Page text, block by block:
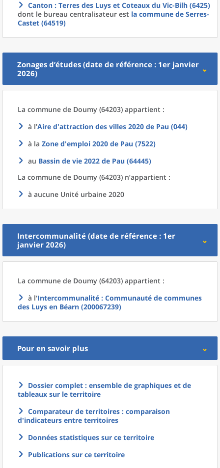
Canton : Terres des Luys et Coteaux du Vic-Bilh (6425)
dont le bureau centralisateur est la commune de Serres-
Castet (64519)
Zonages d’études (date de référence : 1er janvier
2026)
La commune de Doumy (64203) appartient :
à l'Aire d'attraction des villes 2020 de Pau (044)
à la Zone d'emploi 2020 de Pau (7522)
au Bassin de vie 2022 de Pau (64445)
La commune de Doumy (64203) n’appartient :
à aucune Unité urbaine 2020
Intercommunalité (date de référence : 1er
janvier 2026)
La commune de Doumy (64203) appartient :
à l'Intercommunalité : Communauté de communes
des Luys en Béarn (200067239)
Pour en savoir plus
Dossier complet : ensemble de graphiques et de
tableaux sur le territoire
Comparateur de territoires : comparaison
d'indicateurs entre territoires
Données statistiques sur ce territoire
Publications sur ce territoire